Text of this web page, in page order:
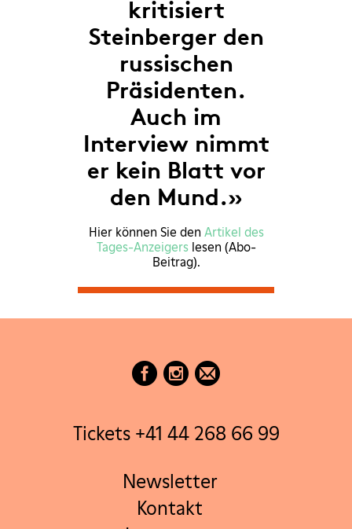
kritisiert
Steinberger den
russischen
Präsidenten.
Auch im
Interview nimmt
er kein Blatt vor
den Mund.»
Hier können Sie den Artikel des
Tages-Anzeigerslesen (Abo-
Beitrag).
Tickets +41 44 268 66 99
Newsletter
Kontakt